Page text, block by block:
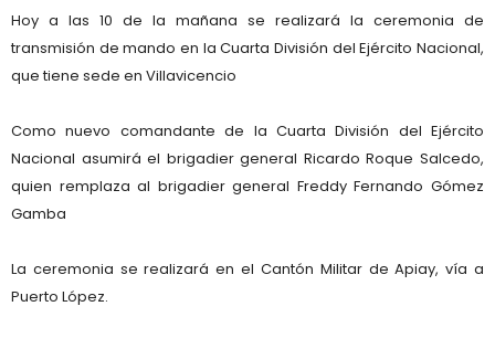
Hoy a las 10 de la mañana se realizará la ceremonia de
transmisión de mando en la Cuarta División del Ejército Nacional,
que tiene sede en Villavicencio
Como nuevo comandante de la Cuarta División del Ejército
Nacional asumirá el brigadier general Ricardo Roque Salcedo,
quien remplaza al brigadier general Freddy Fernando Gómez
Gamba
La ceremonia se realizará en el Cantón Militar de Apiay, vía a
Puerto López.